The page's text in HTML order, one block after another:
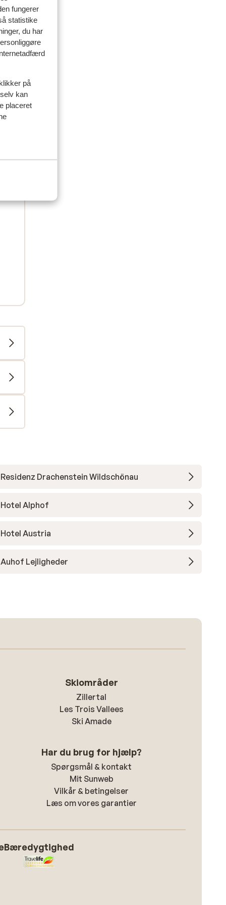
fungerer
statistike
du har
på
kan
placeret
Residenz Drachenstein Wildschönau
Hotel Alphof
Hotel Austria
Auhof Lejligheder
Skiområder
Zillertal
Les Trois Vallees
Ski Amade
Har du brug for hjælp?
Spørgsmål & kontakt
Mit Sunweb
Vilkår & betingelser
Læs om vores garantier
Bæredygtighed